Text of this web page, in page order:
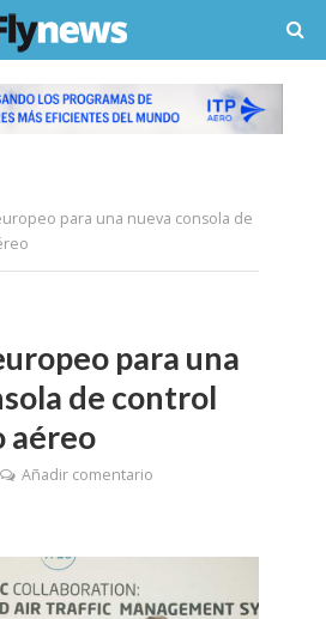
para una nueva consola de
para una
de control
aéreo
Añadir comentario